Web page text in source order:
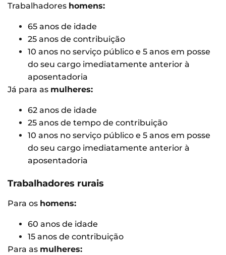
Trabalhadores homens:
65 anos de idade
25 anos de contribuição
10 anos no serviço público e 5 anos em posse
do seu cargo imediatamente anterior à
aposentadoria
Já para as mulheres:
62 anos de idade
25 anos de tempo de contribuição
10 anos no serviço público e 5 anos em posse
do seu cargo imediatamente anterior à
aposentadoria
Trabalhadores rurais
Para os homens:
60 anos de idade
15 anos de contribuição
Para as mulheres: